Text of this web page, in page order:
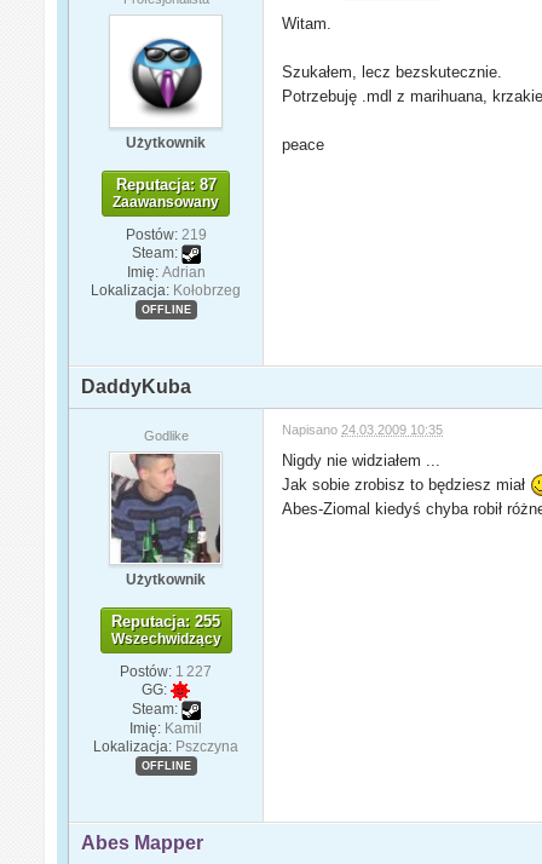
Użytkownik
Reputacja: 87
Zaawansowany
Postów: 219
Steam:
Imię: Adrian
Lokalizacja: Kołobrzeg
OFFLINE
Witam.
Szukałem, lecz bezskutecznie.
Potrzebuję .mdl z marihuana,
peace
DaddyKuba
Godlike
Użytkownik
Reputacja: 255
Wszechwidzący
Postów: 1 227
GG:
Steam:
Imię: Kamil
Lokalizacja: Pszczyna
OFFLINE
Napisano 24.03.2009 10:35
Nigdy nie widziałem ...
Jak sobie zrobisz to będziesz miał
Abes-Ziomal kiedyś chyba robił
Abes Mapper